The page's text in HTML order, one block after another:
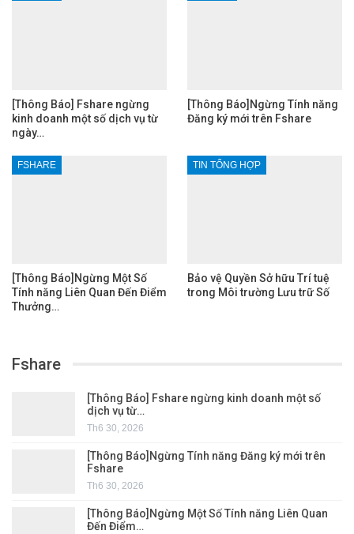
[Thông Báo] Fshare ngừng
kinh doanh một số dịch vụ từ
ngày…
[Thông Báo]Ngừng Tính năng
Đăng ký mới trên Fshare
FSHARE
[Thông Báo]Ngừng Một Số
Tính năng Liên Quan Đến Điểm
Thưởng…
TIN TỔNG HỢP
Bảo vệ Quyền Sở hữu Trí tuệ
trong Môi trường Lưu trữ Số
Fshare
[Thông Báo] Fshare ngừng kinh doanh một số
dịch vụ từ…
Th6 30, 2026
[Thông Báo]Ngừng Tính năng Đăng ký mới trên
Fshare
Th6 30, 2026
[Thông Báo]Ngừng Một Số Tính năng Liên Quan
Đến Điểm…